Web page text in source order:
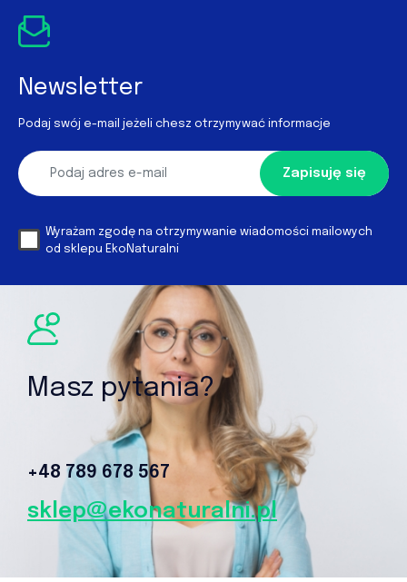
Newsletter
Podaj swój e-mail jeżeli chesz otrzymywać informacje
Zapisuję się
Wyrażam zgodę na otrzymywanie wiadomości mailowych
od sklepu EkoNaturalni
Masz pytania?
+48 789 678 567‬
sklep@ekonaturalni.pl